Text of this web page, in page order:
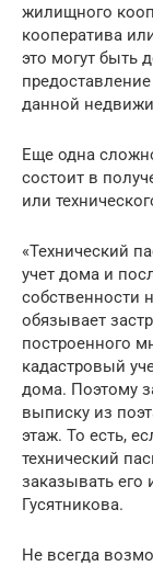
жилищного
кооператива
это могут быть
данной
Еще одна
состоит в
или
«Технический
учет дома и
собственности
обязывает
построенного
кадастровый
дома. Поэтому
выписку из
этаж. То есть,
технический
заказывать его
Гусятникова.
Не всегда